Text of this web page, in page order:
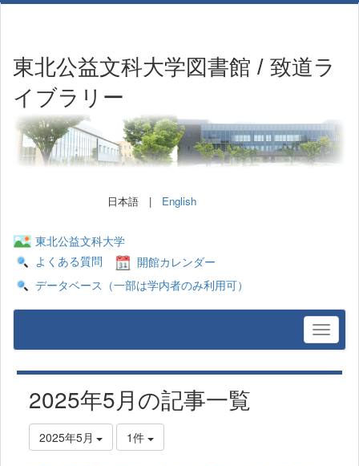
東北公益文科大学図書館 / 致道ラ
イブラリー
日本語 | English
東北公益文科大学
よくある質問
開館カレンダー
データベース（一部は学内者のみ利用可）
2025年5月の記事一覧
2025年5月 1件